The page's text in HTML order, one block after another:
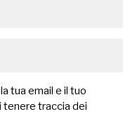
tua email e il tuo
traccia dei